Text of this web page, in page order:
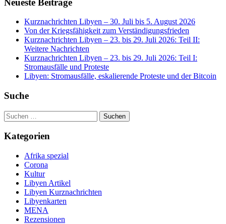
Kurznachrichten Libyen – 30. Juli bis 5. August 2026
Von der Kriegsfähigkeit zum Verständigungsfrieden
Kurznachrichten Libyen – 23. bis 29. Juli 2026: Teil II:
Weitere Nachrichten
Kurznachrichten Libyen – 23. bis 29. Juli 2026: Teil I:
Stromausfälle und Proteste
Libyen: Stromausfälle, eskalierende Proteste und der Bitcoin
Suche
Suchen
nach:
Kategorien
Afrika spezial
Corona
Kultur
Libyen Artikel
Libyen Kurznachrichten
Libyenkarten
MENA
Rezensionen